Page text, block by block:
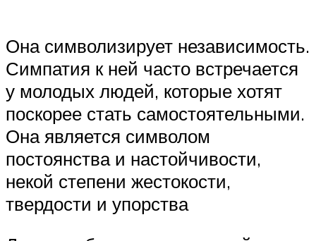
Она символизирует независимость.
Симпатия к ней часто встречается
у молодых людей, которые хотят
поскорее стать самостоятельными.
Она является символом
постоянства и настойчивости,
некой степени жестокости,
твердости и упорства